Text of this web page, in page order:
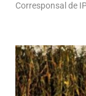
Corresponsal de